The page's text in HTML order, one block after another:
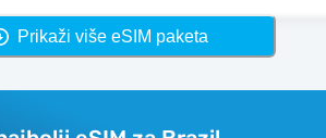
Prikaži više eSIM paketa